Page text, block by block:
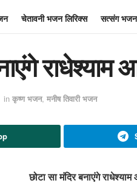
चेतावनी भजन लिरिक्स सत्संग भजन
in कृष्ण भजन, मनीष तिवारी भजन
छोटा सा मंदिर बनाएंगे